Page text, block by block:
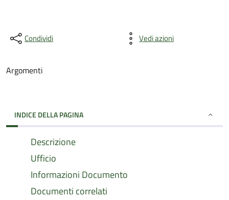
Condividi Vedi azioni
Argomenti
INDICE DELLA PAGINA
Descrizione
Ufficio
Informazioni Documento
Documenti correlati